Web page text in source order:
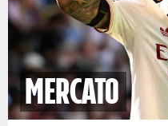
mercato